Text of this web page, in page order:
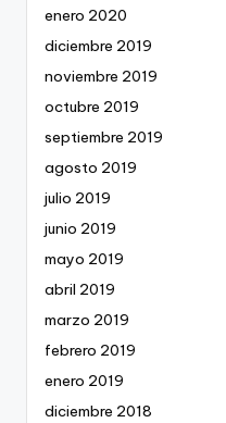
enero 2020
diciembre 2019
noviembre 2019
octubre 2019
septiembre 2019
agosto 2019
julio 2019
junio 2019
mayo 2019
abril 2019
marzo 2019
febrero 2019
enero 2019
diciembre 2018